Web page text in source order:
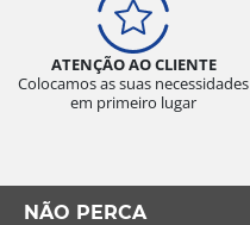
Todos os tipos (0)
Ligeiro (0)
Comercial (0)
Esvaziamento limitado
ATENÇÃO AO CLIENTE
Colocamos as suas necessidades
em primeiro lugar
NÃO PERCA